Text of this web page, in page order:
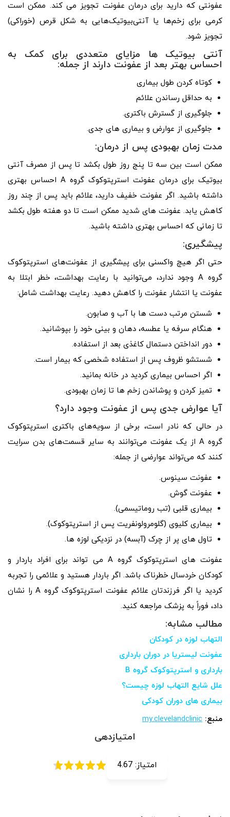
عفونتی که دارید برای درمان عفونت تجویز می کند. ممکن است
کرمی برای زخم‌ها یا آنتی‌بیوتیک‌هایی به شکل قرص (خوراکی)
تجویز شود.
آنتی بیوتیک ها مزایای متعددی برای کمک به
احساس بهتر بعد از عفونت دارند از جمله:
کوتاه کردن طول بیماری
به حداقل رساندن علائم
جلوگیری از گسترش باکتری.
جلوگیری از عوارض و بیماری های جدی.
مدت زمان بهبودی پس از درمان:
ممکن است بین سه تا پنج روز طول بکشد تا پس از مصرف آنتی
بیوتیک برای درمان عفونت استرپتوکوک گروه A احساس بهتری
داشته باشید. اگر عفونت خفیف دارید، علائم باید پس از چند روز
کاهش یابد. عفونت های شدید ممکن است تا دو هفته طول بکشد
تا زمانی که احساس بهتری داشته باشید.
پیشگیری:
حتی اگر هیچ واکسنی برای پیشگیری از عفونت‌های استرپتوکوک
گروه A وجود ندارد، می‌توانید با رعایت بهداشت، خطر ابتلا به
عفونت یا انتشار عفونت را کاهش دهید. رعایت بهداشت شامل:
شستن مرتب دست ها با آب و صابون.
هنگام سرفه یا عطسه، دهان و بینی خود را بپوشانید.
دور انداختن دستمال کاغذی بعد از استفاده.
شستشو ظروف پس از استفاده شخصی که بیمار است.
اگر احساس بیماری کردید در خانه بمانید.
تمیز کردن و پوشاندن زخم ها تا زمان بهبودی.
آیا عوارض جدی پس از عفونت وجود دارد؟
در حالی که نادر است، برخی از سویه‌های باکتری استرپتوکوک
گروه A از یک عفونت می‌توانند به سایر قسمت‌های بدن سرایت
کنند که می‌تواند عوارضی از جمله:
عفونت سینوس.
عفونت گوش.
بیماری قلبی (تب روماتیسمی).
بیماری کلیوی (گلومرولونفریت پس از استرپتوکوک).
تاول های پر از چرک (آبسه) در نزدیکی لوزه ها.
عفونت های استرپتوکوک گروه A می تواند برای افراد باردار و
کودکان خردسال خطرناک باشد. اگر باردار هستید و علائمی را تجربه
کردید یا اگر فرزندتان علائم عفونت استرپتوکوک گروه A را نشان
داد، فوراً به پزشک مراجعه کنید.
مطالب مشابه:
التهاب لوزه در کودکان
عفونت لیستریا در دوران بارداری
بارداری و استرپتوکوک گروه B
علل شایع التهاب لوزه چیست؟
بیماری های دوران کودکی
منبع: my.clevelandclinic
امتیازدهی
امتیاز:4.67